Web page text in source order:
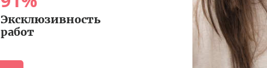
Эксклюзивность
работ